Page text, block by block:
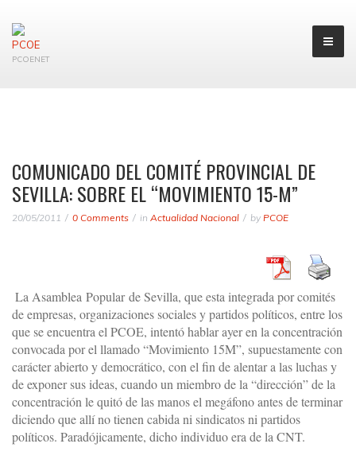
PCOENET
COMUNICADO DEL COMITÉ PROVINCIAL DE
SEVILLA: SOBRE EL “MOVIMIENTO 15-M”
20/05/2011 0 Comments in Actualidad Nacional by PCOE
La Asamblea Popularde Sevilla, que esta integrada por comités
de empresas, organizaciones sociales y partidos políticos, entre los
que se encuentra el PCOE, intentó hablar ayer en la concentración
convocada por el llamado “Movimiento 15M”, supuestamente con
carácter abierto y democrático, con el fin de alentar a las luchas y
de exponer sus ideas, cuando un miembro de la “dirección” de la
concentración le quitó de las manos el megáfono antes de terminar
diciendo que allí no tienen cabida ni sindicatos ni partidos
políticos. Paradójicamente, dicho individuo era de la CNT.